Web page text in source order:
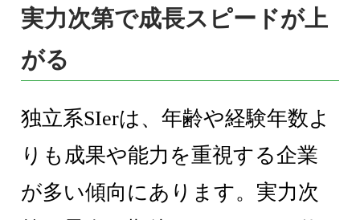
実力次第で成長スピードが上
がる
独立系SIerは、年齢や経験年数よ
りも成果や能力を重視する企業
が多い傾向にあります。実力次